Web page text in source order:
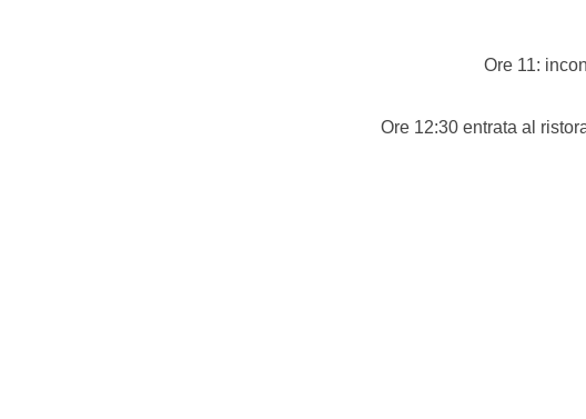
Ore 11:
Ore 12:30 entrata al